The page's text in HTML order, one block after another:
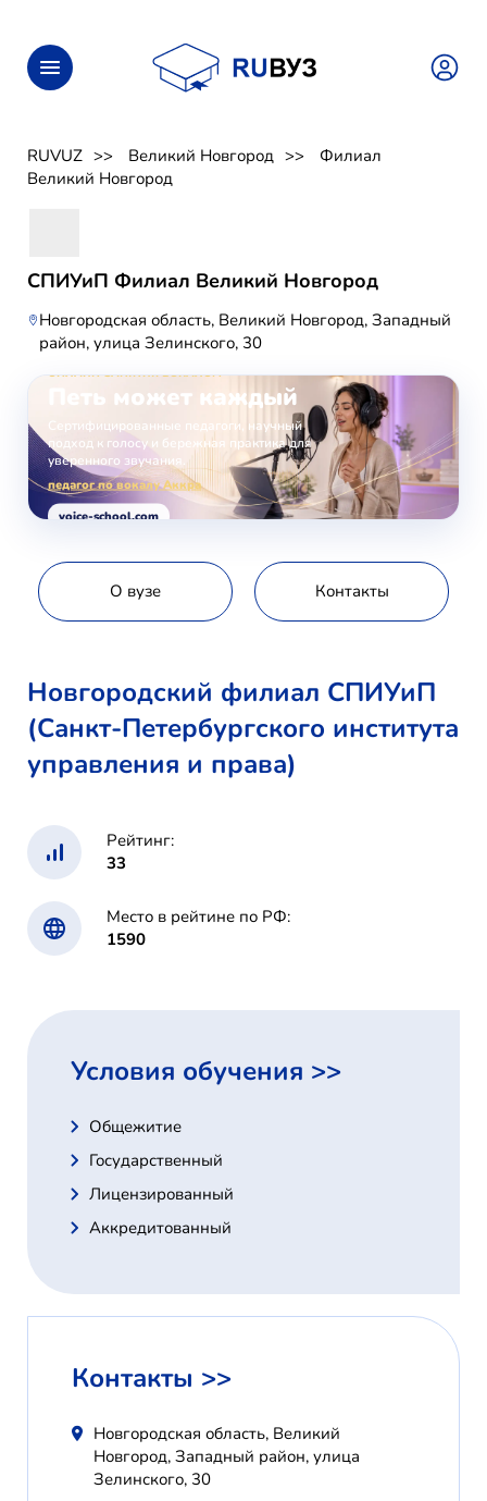
RUVUZ Великий Новгород
Филиал
Великий Новгород
СПИУиП Филиал Великий Новгород
Новгородская область, Великий Новгород, Западный
район, улица Зелинского, 30
ОНЛАЙН-ЗАНЯТИЯ ВОКАЛОМ
Петь может каждый
Сертифицированные педагоги, научный
подход к голосу и бережная практика для
уверенного звучания.
педагог по вокалу Аккра
voice-school.com
О вузе Контакты
Новгородский филиал СПИУиП
(Санкт-Петербургского института
управления и права)
Рейтинг:
33
Место в рейтине по РФ:
1590
Условия обучения >>
Общежитие
Государственный
Лицензированный
Аккредитованный
Контакты >>
Новгородская область, Великий
Новгород, Западный район, улица
Зелинского, 30